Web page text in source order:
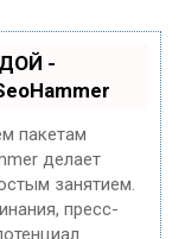
-
пакетам
делает
занятием.
пресс-